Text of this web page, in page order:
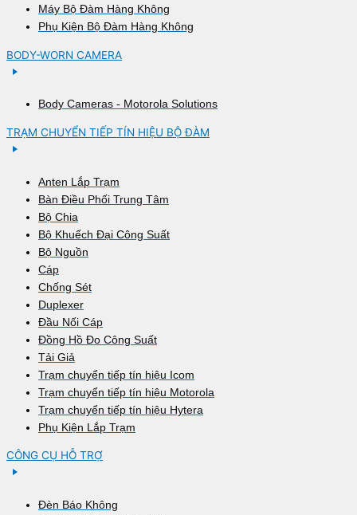
Máy Bộ Đàm Hàng Không
Phụ Kiện Bộ Đàm Hàng Không
BODY-WORN CAMERA
Body Cameras - Motorola Solutions
TRẠM CHUYỂN TIẾP TÍN HIỆU BỘ ĐÀM
Anten Lắp Trạm
Bàn Điều Phối Trung Tâm
Bộ Chia
Bộ Khuếch Đại Công Suất
Bộ Nguồn
Cáp
Chống Sét
Duplexer
Đầu Nối Cáp
Đồng Hồ Đo Công Suất
Tải Giả
Trạm chuyển tiếp tín hiệu Icom
Trạm chuyển tiếp tín hiệu Motorola
Trạm chuyển tiếp tín hiệu Hytera
Phụ Kiện Lắp Trạm
CÔNG CỤ HỖ TRỢ
Đèn Báo Không